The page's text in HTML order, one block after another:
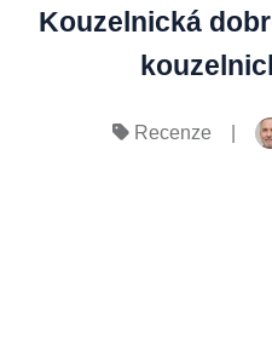
Kouzelnická
Recenze |